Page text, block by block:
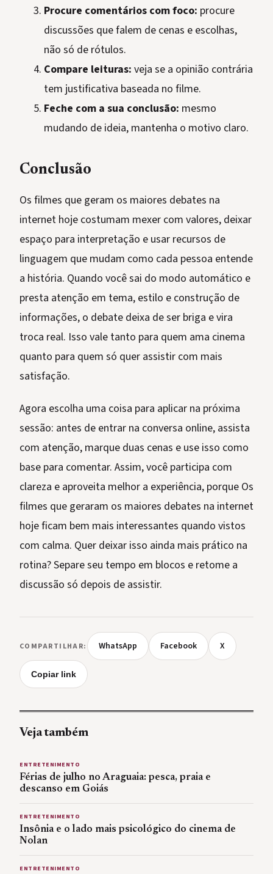
Procure comentários com foco: procure
discussões que falem de cenas e escolhas,
não só de rótulos.
Compare leituras: veja se a opinião contrária
tem justificativa baseada no filme.
Feche com a sua conclusão: mesmo
mudando de ideia, mantenha o motivo claro.
Conclusão
Os filmes que geram os maiores debates na
internet hoje costumam mexer com valores, deixar
espaço para interpretação e usar recursos de
linguagem que mudam como cada pessoa entende
a história. Quando você sai do modo automático e
presta atenção em tema, estilo e construção de
informações, o debate deixa de ser briga e vira
troca real. Isso vale tanto para quem ama cinema
quanto para quem só quer assistir com mais
satisfação.
Agora escolha uma coisa para aplicar na próxima
sessão: antes de entrar na conversa online, assista
com atenção, marque duas cenas e use isso como
base para comentar. Assim, você participa com
clareza e aproveita melhor a experiência, porque Os
filmes que geraram os maiores debates na internet
hoje ficam bem mais interessantes quando vistos
com calma. Quer deixar isso ainda mais prático na
rotina? Separe seu tempo em blocos e retome a
discussão só depois de assistir.
COMPARTILHAR: WhatsApp Facebook X
Copiar link
Veja também
ENTRETENIMENTO
Férias de julho no Araguaia: pesca, praia e
descanso em Goiás
ENTRETENIMENTO
Insônia e o lado mais psicológico do cinema de
Nolan
ENTRETENIMENTO